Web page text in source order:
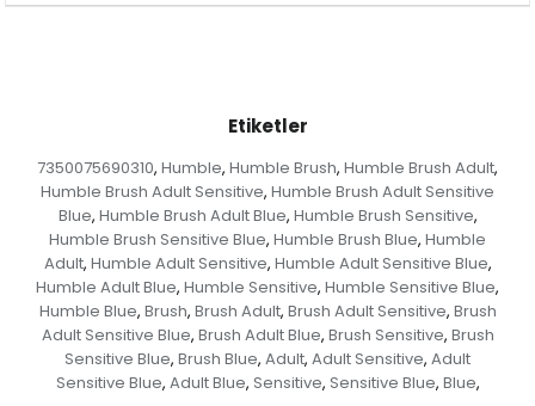
Etiketler
7350075690310, Humble, Humble Brush, Humble Brush Adult,
Humble Brush Adult Sensitive, Humble Brush Adult Sensitive
Blue, Humble Brush Adult Blue, Humble Brush Sensitive,
Humble Brush Sensitive Blue, Humble Brush Blue, Humble
Adult, Humble Adult Sensitive, Humble Adult Sensitive Blue,
Humble Adult Blue, Humble Sensitive, Humble Sensitive Blue,
Humble Blue, Brush, Brush Adult, Brush Adult Sensitive, Brush
Adult Sensitive Blue, Brush Adult Blue, Brush Sensitive, Brush
Sensitive Blue, Brush Blue, Adult, Adult Sensitive, Adult
Sensitive Blue, Adult Blue, Sensitive, Sensitive Blue, Blue,